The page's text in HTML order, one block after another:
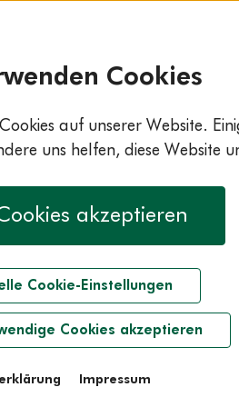
Den Rücken entlasten
Wohltat für die Wirbelsäule
Cookies
auf unserer Website.
uns helfen, diese Website
akzeptieren
Cookie-Einstellungen
Cookies akzeptieren
Impressum